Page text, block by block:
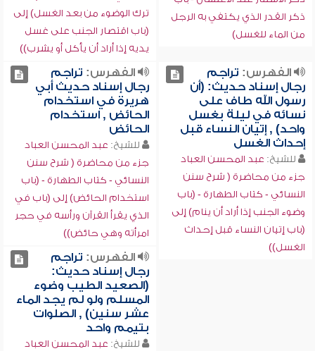
ذكر القدر الذي يكتفي به الرجل
من الماء للغسل)
ترك الوضوء من بعد الغسل) إلى
(باب اقتصار الجنب على غسل
يديه إذا أراد أن يأكل أو يشرب))
الفهرس: تراجم
رجال إسناد حديث: (أن
رسول الله طاف على
نسائه في ليلة بغسل
واحد) , إتيان النساء قبل
إحداث الغسل
للشيخ: عبد المحسن العباد
جزء من محاضرة ( شرح سنن
النسائي - كتاب الطهارة - (باب
وضوء الجنب إذا أراد أن ينام) إلى
(باب إتيان النساء قبل إحداث
الغسل))
الفهرس: تراجم
رجال إسناد حديث أبي
هريرة في استخدام
الحائض , استخدام
الحائض
للشيخ: عبد المحسن العباد
جزء من محاضرة ( شرح سنن
النسائي - كتاب الطهارة - (باب
استخدام الحائض) إلى (باب في
الذي يقرأ القرآن ورأسه في حجر
امرأته وهي حائض))
الفهرس: تراجم
رجال إسناد حديث:
(الصعيد الطيب وضوء
المسلم ولو لم يجد الماء
عشر سنين) , الصلوات
بتيمم واحد
للشيخ: عبد المحسن العباد